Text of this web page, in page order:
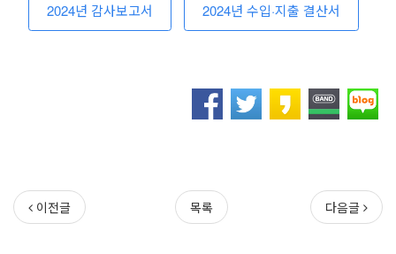
2024년 감사보고서 2024년 수입·지출 결산서
이전글 목록 다음글